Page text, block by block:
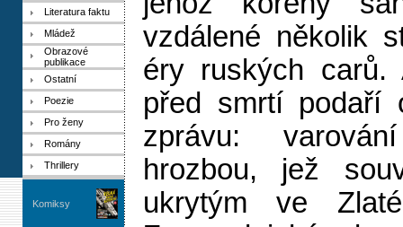
Literatura faktu
Mládež
Obrazové
publikace
Ostatní
Poezie
Pro ženy
Romány
Thrillery
Komiksy
vzdálené několik
éry ruských carů.
před smrtí podaří
zprávu:
hrozbou, jež
ukrytým ve